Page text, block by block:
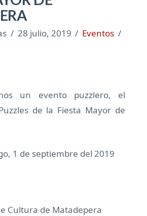
28 julio, 2019
Eventos
un evento puzzlero, el
de la Fiesta Mayor de
1 de septiembre del 2019
Cultura de Matadepera